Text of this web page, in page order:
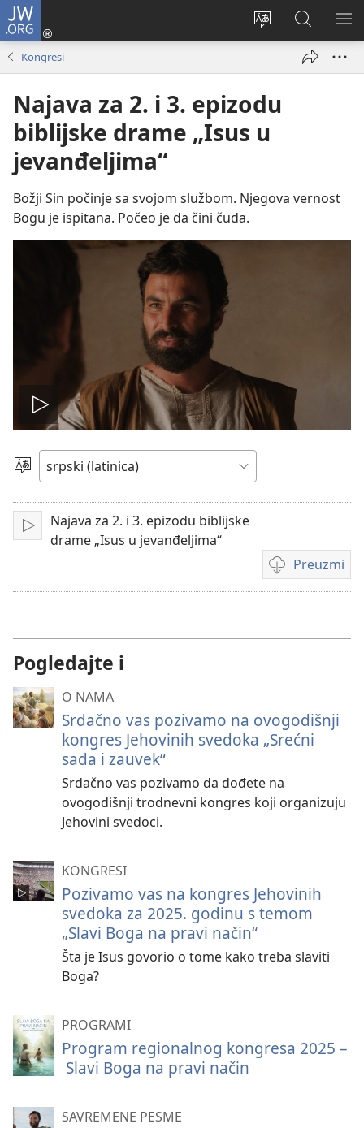
JW.ORG
Promeni
Prijava
(otvara
Pretraga
sajta
JW.ORG
Kongresi
Najava za 2. i 3. epizodu
biblijske drame „Isus u
jevanđeljima“
Božji Sin počinje sa svojom službom. Njegova vernost
Bogu je ispitana. Počeo je da čini čuda.
Pokreni
film
Izaberite
jezik
Pokreni
Najava za 2. i 3. epizodu biblijske
drame „Isus u jevanđeljima“
Preuzmi
Formati
za
Pogledajte i
O NAMA
Srdačno vas pozivamo na ovogodišnji
kongres Jehovinih svedoka „Srećni
sada i zauvek“
Srdačno vas pozivamo da dođete na
ovogodišnji trodnevni kongres koji organizuju
Jehovini svedoci.
KONGRESI
Pozivamo vas na kongres Jehovinih
svedoka za 2025. godinu s temom
„Slavi Boga na pravi način“
Šta je Isus govorio o tome kako treba slaviti
Boga?
PROGRAMI
Program regionalnog kongresa 2025 –
Slavi Boga na pravi način
SAVREMENE PESME